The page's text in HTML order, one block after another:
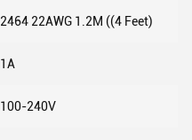
2464 22AWG 1.2M ((4 Feet)
1A
100-240V